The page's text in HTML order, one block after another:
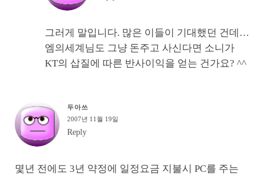
그러게 말입니다. 많은 이들이 기대했던 건데…
엠의세계님도 그냥 돈주고 사신다면 소니가
KT의 삽질에 따른 반사이익을 얻는 건가요? ^^
두아쓰
2007년 11월 19일
Reply
몇년 전에도 3년 약정에 일정요금 지불시 PC를 주는